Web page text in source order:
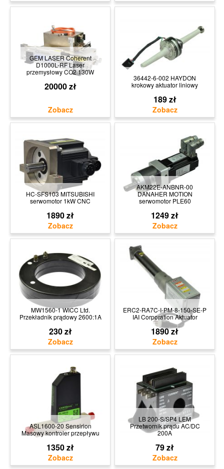
GEM LASER Coherent
D1000L-RF Laser
przemysłowy CO2 130W
20000 zł
36442-6-002 HAYDON
krokowy aktuator liniowy
189 zł
HC-SFS103 MITSUBISHI
serwomotor 1kW CNC
1890 zł
AKM22E-ANBNR-00
DANAHER MOTION
serwomotor PLE60
1249 zł
MW1560-1 WICC Ltd.
Przekładnik prądowy 2600:1A
230 zł
ERC2-RA7C-I-PM-8-150-SE-P
IAI Corporation Aktuator
1890 zł
ASL1600-20 Sensirion
Masowy kontroler przepływu
1350 zł
LB 200-S/SP4 LEM
Przetwornik prądu AC/DC
200A
79 zł